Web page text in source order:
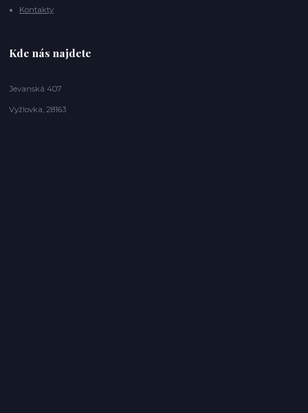
Kontakty
Kde nás najdete
Jevanská 407
Vyžlovka, 28163